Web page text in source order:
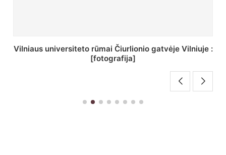
St. Batoro universiteto J. Pilsudskio kolegija :
[fotografija]